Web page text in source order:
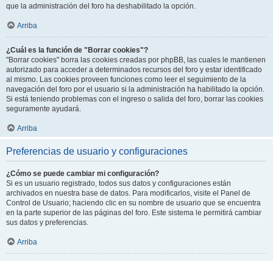
que la administración del foro ha deshabilitado la opción.
Arriba
¿Cuál es la función de "Borrar cookies"?
"Borrar cookies" borra las cookies creadas por phpBB, las cuales le mantienen
autorizado para acceder a determinados recursos del foro y estar identificado
al mismo. Las cookies proveen funciones como leer el seguimiento de la
navegación del foro por el usuario si la administración ha habilitado la opción.
Si está teniendo problemas con el ingreso o salida del foro, borrar las cookies
seguramente ayudará.
Arriba
Preferencias de usuario y configuraciones
¿Cómo se puede cambiar mi configuración?
Si es un usuario registrado, todos sus datos y configuraciones están
archivados en nuestra base de datos. Para modificarlos, visite el Panel de
Control de Usuario; haciendo clic en su nombre de usuario que se encuentra
en la parte superior de las páginas del foro. Este sistema le permitirá cambiar
sus datos y preferencias.
Arriba